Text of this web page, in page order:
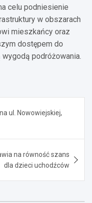
celu podniesienie
w obszarach
mieszkańcy oraz
dostępem do
podróżowania.
ul. Nowowiejskiej,
na równość szans
dla dzieci uchodźców